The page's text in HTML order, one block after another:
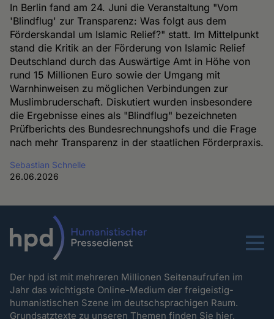
In Berlin fand am 24. Juni die Veranstaltung "Vom
'Blindflug' zur Transparenz: Was folgt aus dem
Förderskandal um Islamic Relief?" statt. Im Mittelpunkt
stand die Kritik an der Förderung von Islamic Relief
Deutschland durch das Auswärtige Amt in Höhe von
rund 15 Millionen Euro sowie der Umgang mit
Warnhinweisen zu möglichen Verbindungen zur
Muslimbruderschaft. Diskutiert wurden insbesondere
die Ergebnisse eines als "Blindflug" bezeichneten
Prüfberichts des Bundesrechnungshofs und die Frage
nach mehr Transparenz in der staatlichen Förderpraxis.
Sebastian Schnelle
26.06.2026
Menu
Der hpd ist mit mehreren Millionen Seitenaufrufen im
Jahr das wichtigste Online-Medium der freigeistig-
humanistischen Szene im deutschsprachigen Raum.
Grundsatztexte zu unseren Themenfinden Sie hier.